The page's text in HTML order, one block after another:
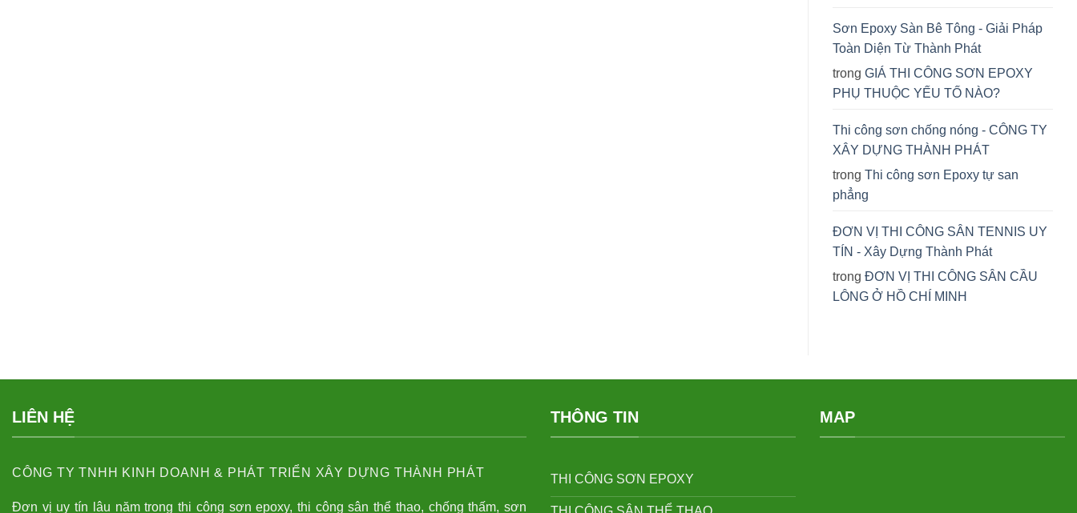
Sơn Epoxy Sàn Bê Tông - Giải Pháp
Toàn Diện Từ Thành Phát
trong GIÁ THI CÔNG SƠN EPOXY
PHỤ THUỘC YẾU TỐ NÀO?
Thi công sơn chống nóng - CÔNG TY
XÂY DỰNG THÀNH PHÁT
trong Thi công sơn Epoxy tự san
phẳng
ĐƠN VỊ THI CÔNG SÂN TENNIS UY
TÍN - Xây Dựng Thành Phát
trong ĐƠN VỊ THI CÔNG SÂN CẦU
LÔNG Ở HỒ CHÍ MINH
LIÊN HỆ
CÔNG TY TNHH KINH DOANH & PHÁT TRIỂN XÂY DỰNG THÀNH PHÁT
Đơn vị uy tín lâu năm trong thi công sơn epoxy, thi công sân thể thao, chống thấm, sơn
THÔNG TIN
THI CÔNG SƠN EPOXY
MAP